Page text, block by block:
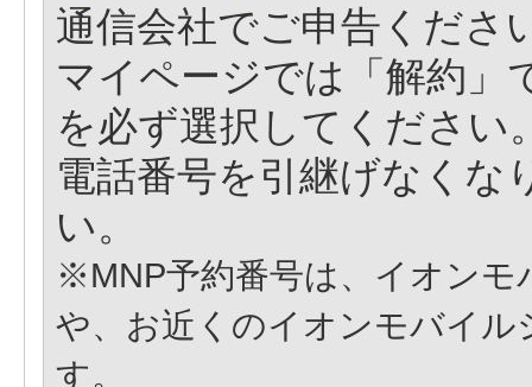
通信会社でご申告くださ
マイページでは「解約」
を必ず選択してください
電話番号を引継げなくな
い。
※MNP予約番号は、イオン
や、お近くのイオンモバイ
す。